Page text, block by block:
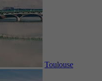
Toulouse